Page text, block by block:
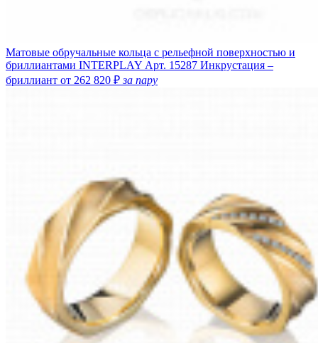
Матовые обручальные кольца с рельефной поверхностью и
бриллиантами INTERPLAY Арт. 15287 Инкрустация –
бриллиант от 262 820 ₽за пару